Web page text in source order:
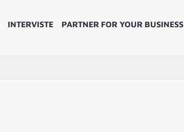
INTERVISTE PARTNER FOR YOUR BUSINESS